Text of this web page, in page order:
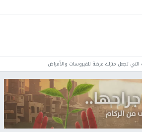
التي تجعل منزلك عرضة للفيروسات والأمراض